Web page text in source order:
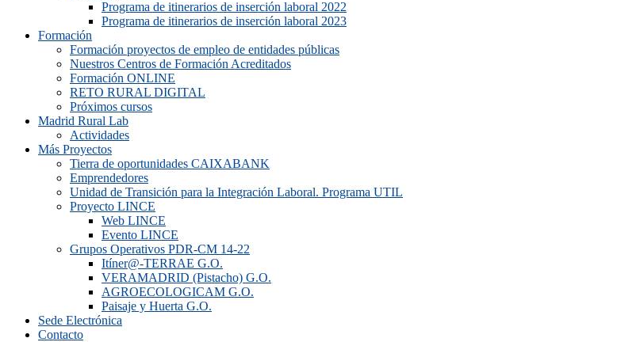
Programa de itinerarios de inserción laboral 2022
Programa de itinerarios de inserción laboral 2023
Formación
Formación proyectos de empleo de entidades públicas
Nuestros Centros de Formación Acreditados
Formación ONLINE
RETO RURAL DIGITAL
Próximos cursos
Madrid Rural Lab
Actividades
Más Proyectos
Tierra de oportunidades CAIXABANK
Emprendedores
Unidad de Transición para la Integración Laboral. Programa UTIL
Proyecto LINCE
Web LINCE
Evento LINCE
Grupos Operativos PDR-CM 14-22
Itíner@-TERRAE G.O.
VERAMADRID (Pistacho) G.O.
AGROECOLOGICAM G.O.
Paisaje y Huerta G.O.
Sede Electrónica
Contacto